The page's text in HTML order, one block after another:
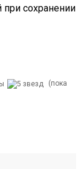
сохранении
(пока